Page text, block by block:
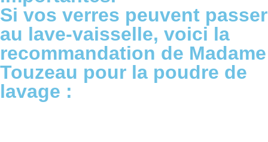
Si vos verres peuvent passer
au lave-vaisselle, voici la
recommandation de Madame
Touzeau pour la poudre de
lavage :